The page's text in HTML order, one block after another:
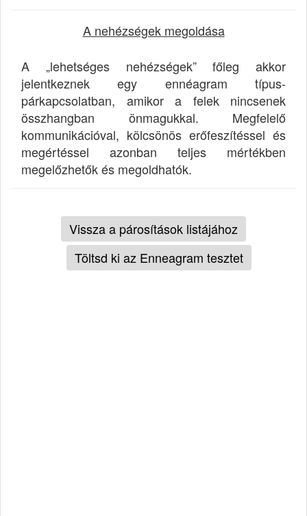
A nehézségek megoldása
A „lehetséges nehézségek” főleg akkor
jelentkeznek egy ennéagram típus-
párkapcsolatban, amikor a felek nincsenek
összhangban önmagukkal. Megfelelő
kommunikációval, kölcsönös erőfeszítéssel és
megértéssel azonban teljes mértékben
megelőzhetők és megoldhatók.
Vissza a párosítások listájához
Töltsd ki az Enneagram tesztet